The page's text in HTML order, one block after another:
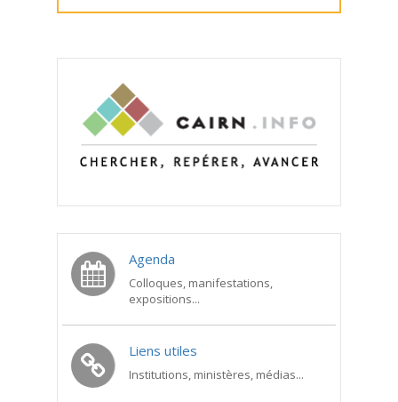
Agenda
Colloques, manifestations,
expositions...
Liens utiles
Institutions, ministères, médias...